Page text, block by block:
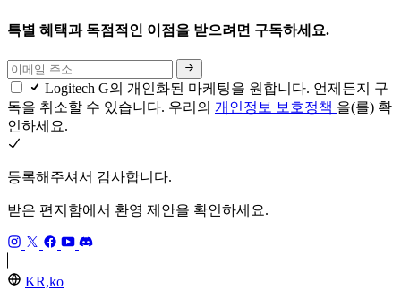
특별 혜택과 독점적인 이점을 받으려면 구독하세요.
Logitech G의 개인화된 마케팅을 원합니다. 언제든지 구
독을 취소할 수 있습니다. 우리의 개인정보 보호정책 을(를) 확
인하세요.
등록해주셔서 감사합니다.
받은 편지함에서 환영 제안을 확인하세요.
KR,ko